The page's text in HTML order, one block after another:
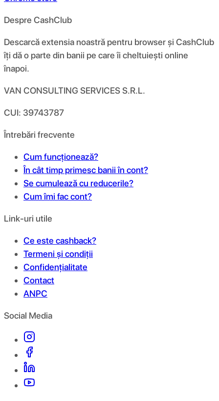
Despre CashClub
Descarcă extensia noastră pentru browser și CashClub
îți dă o parte din banii pe care îi cheltuiești online
înapoi.
VAN CONSULTING SERVICES S.R.L.
CUI: 39743787
Întrebări frecvente
Cum funcționează?
În cât timp primesc banii în cont?
Se cumulează cu reducerile?
Cum îmi fac cont?
Link-uri utile
Ce este cashback?
Termeni și condiții
Confidențialitate
Contact
ANPC
Social Media